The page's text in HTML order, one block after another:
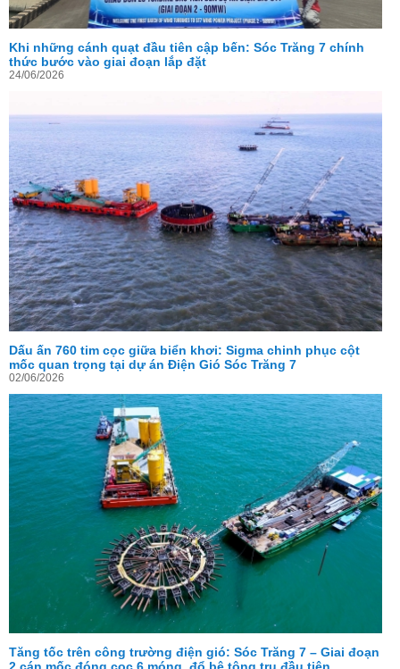
Khi những cánh quạt đầu tiên cập bến: Sóc Trăng 7 chính
thức bước vào giai đoạn lắp đặt
24/06/2026
Dấu ấn 760 tim cọc giữa biển khơi: Sigma chinh phục cột
mốc quan trọng tại dự án Điện Gió Sóc Trăng 7
02/06/2026
Tăng tốc trên công trường điện gió: Sóc Trăng 7 – Giai đoạn